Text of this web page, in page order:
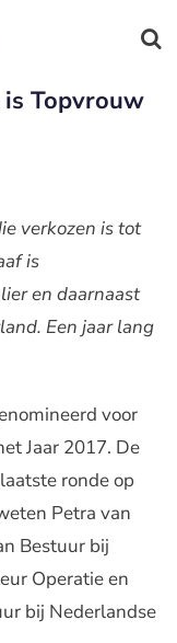
Topvrouw
verkozen is tot
is
en daarnaast
Een jaar lang
voor
Jaar 2017. De
ronde op
Petra van
Bestuur bij
Operatie en
bij Nederlandse